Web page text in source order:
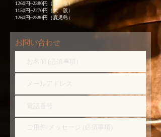
1260円~2380円（東 京）
1150円~2270円（大 阪）
1260円~2380円（鹿児島）
お問い合わせ